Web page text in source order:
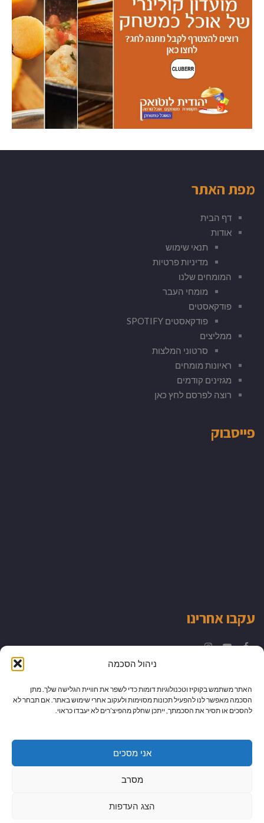
ניהול הסכמה
האתר משתמש בקוקיז וטכנולוגיות דומות כדי לשפר את חוויית הגלישה שלך. מתן
הסכמה מאפשר לנו להפעיל תכונות מסוימות ולעקוב אחרי שימוש באתר. אם תבחר לא
להסכים או תסיר את הסכמתך, ייתכן שחלק מהפיצ’רים לא יעבדו כראוי.
אני מסכים
מסרב
הצג העדפות
מפת האתר
דף הבית
אודות
תנאי שימוש
מדיניות פרטיות
המומחים שלנו
מומחי העבר
פודקאסטים
פודקאסטים SPOTIFY
ממליצים
סרטוני המלצות
ראיונות מומחים
מגזינים קודמים
רוצה לפרסם לחץ כאן
פייסבוק
עקבו אחרינו